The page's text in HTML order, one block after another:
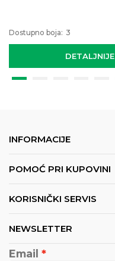
DETALJNIJE
Dostupno boja: 3
INFORMACIJE
POMOĆ PRI KUPOVINI
KORISNIČKI SERVIS
NEWSLETTER
Email